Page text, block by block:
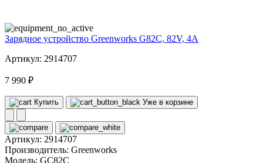
Зарядное устройство Greenworks G82C, 82V, 4А
Артикул: 2914707
7 990 ₽
Купить Уже в корзине
Артикул: 2914707
Производитель: Greenworks
Модель: GC82C